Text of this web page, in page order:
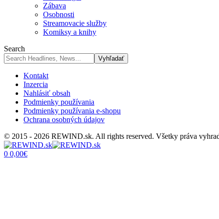
Zábava
Osobnosti
Streamovacie služby
Komiksy a knihy
Search
Kontakt
Inzercia
Nahlásiť obsah
Podmienky používania
Podmienky používania e-shopu
Ochrana osobných údajov
© 2015 - 2026 REWIND.sk. All rights reserved. Všetky práva
0 0,00€